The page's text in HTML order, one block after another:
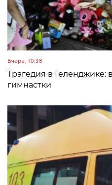
Вчера, 10:38
Трагедия в Геленджике:
гимнастки